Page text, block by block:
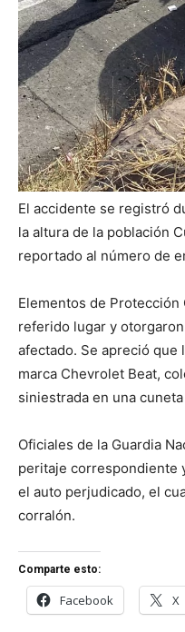
El accidente se registró
la altura de la población
reportado al número de
Elementos de
referido lugar y
afectado. Se apreció que
marca Chevrolet Beat,
siniestrada en una
Oficiales de la Guardia
peritaje correspondiente
el auto perjudicado, el
corralón.
Comparte esto:
Facebook X